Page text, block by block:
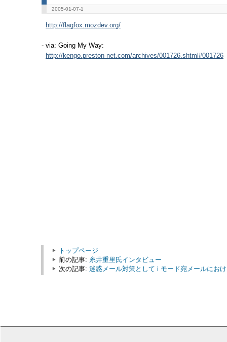
2005-01-07-1
http://flagfox.mozdev.org/
- via: Going My Way:
http://kengo.preston-net.com/archives/001726.shtml#001726
トップページ
前の記事: 糸井重里氏インタビュー
次の記事: 迷惑メール対策として i モード宛メールにお